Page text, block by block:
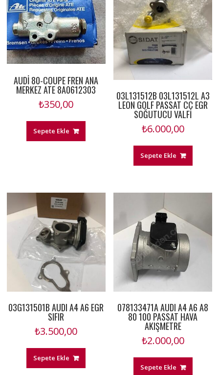
AUDİ 80-COUPE FREN ANA
MERKEZ ATE 8A0612303
₺350,00
Sepete Ekle
03L131512B 03L131512L A3
LEON GOLF PASSAT CC EGR
SOĞUTUCU VALFİ
₺6.000,00
Sepete Ekle
03G131501B AUDI A4 A6 EGR
SIFIR
₺3.500,00
Sepete Ekle
078133471A AUDI A4 A6 A8
80 100 PASSAT HAVA
AKIŞMETRE
₺2.000,00
Sepete Ekle